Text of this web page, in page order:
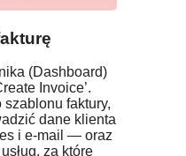
(Dashboard)
Invoice’.
faktury,
dane klienta
i e-mail — oraz
za które